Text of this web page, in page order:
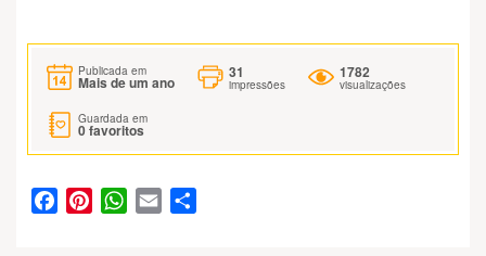
Publicada em
Mais de um ano
31
impressões
1782
visualizações
Guardada em
0favoritos
FacebookPinterestWhatsApp
Email